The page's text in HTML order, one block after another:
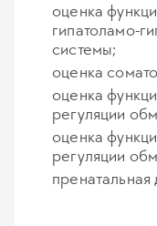
оценка
гипатоламо-
системы;
оценка
оценка
регуляции
оценка
регуляции
пренатальная